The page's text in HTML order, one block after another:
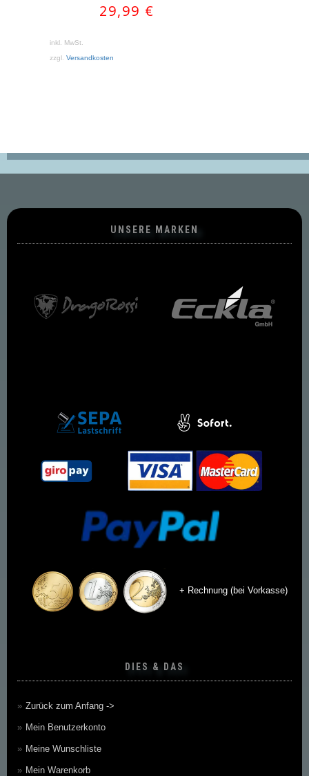
29,99 €
inkl. MwSt.
zzgl.Versandkosten
UNSERE MARKEN
+ Rechnung (bei Vorkasse)
DIES & DAS
Zurück zum Anfang ->
Mein Benutzerkonto
Meine Wunschliste
Mein Warenkorb